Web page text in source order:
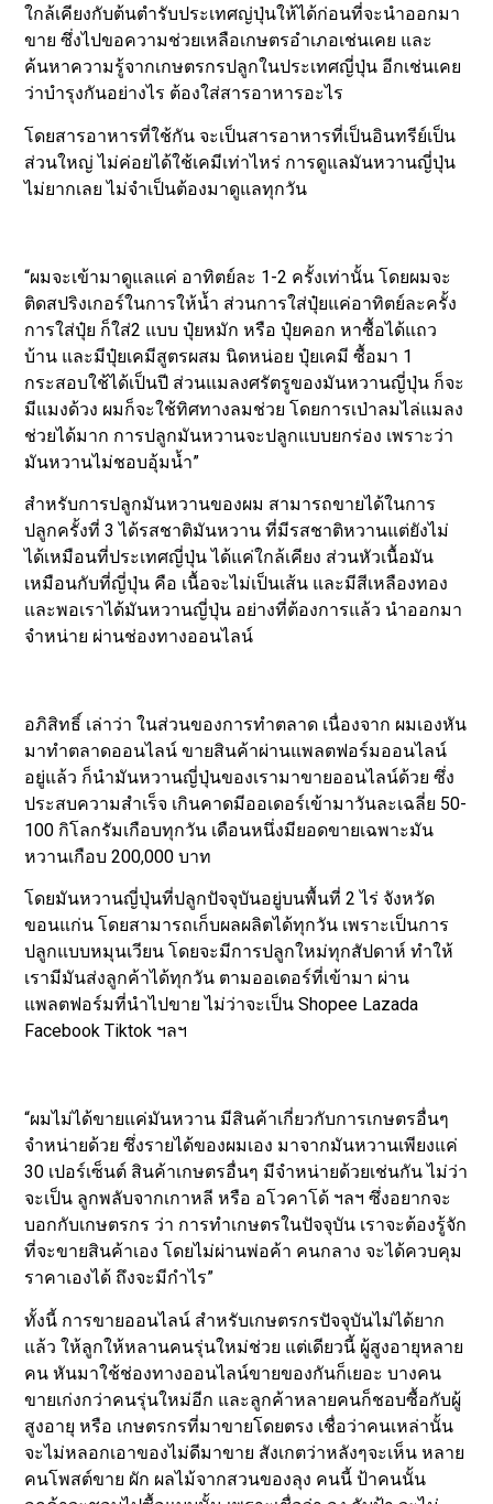
ใกล้เคียงกับต้นตำรับประเทศญ่ปุ่นให้ได้ก่อนที่จะนำออกมา
ขาย ซึ่งไปขอความช่วยเหลือเกษตรอำเภอเช่นเคย และ
ค้นหาความรู้จากเกษตรกรปลูกในประเทศญี่ปุ่น อีกเช่นเคย
ว่าบำรุงกันอย่างไร ต้องใส่สารอาหารอะไร
โดยสารอาหารที่ใช้กัน จะเป็นสารอาหารที่เป็นอินทรีย์เป็น
ส่วนใหญ่ ไม่ค่อยได้ใช้เคมีเท่าไหร่ การดูแลมันหวานญี่ปุ่น
ไม่ยากเลย ไม่จำเป็นต้องมาดูแลทุกวัน
“ผมจะเข้ามาดูแลแค่ อาทิตย์ละ 1-2 ครั้งเท่านั้น โดยผมจะ
ติดสปริงเกอร์ในการให้น้ำ ส่วนการใส่ปุ๋ยแค่อาทิตย์ละครั้ง
การใส่ปุ๋ย ก็ใส่2 แบบ ปุ๋ยหมัก หรือ ปุ๋ยคอก หาซื้อได้แถว
บ้าน และมีปุ๋ยเคมีสูตรผสม นิดหน่อย ปุ๋ยเคมี ซื้อมา 1
กระสอบใช้ได้เป็นปี ส่วนแมลงศรัตรูของมันหวานญี่ปุ่น ก็จะ
มีแมงด้วง ผมก็จะใช้ทิศทางลมช่วย โดยการเป่าลมไล่แมลง
ช่วยได้มาก การปลูกมันหวานจะปลูกแบบยกร่อง เพราะว่า
มันหวานไม่ชอบอุ้มน้ำ”
สำหรับการปลูกมันหวานของผม สามารถขายได้ในการ
ปลูกครั้งที่ 3 ได้รสชาติมันหวาน ที่มีรสชาติหวานแต่ยังไม่
ได้เหมือนที่ประเทศญี่ปุ่น ได้แค่ใกล้เคียง ส่วนหัวเนื้อมัน
เหมือนกับที่ญี่ปุ่น คือ เนื้อจะไม่เป็นเส้น และมีสีเหลืองทอง
และพอเราได้มันหวานญี่ปุ่น อย่างที่ต้องการแล้ว นำออกมา
จำหน่าย ผ่านช่องทางออนไลน์
อภิสิทธิ์ เล่าว่า ในส่วนของการทำตลาด เนื่องจาก ผมเองหัน
มาทำตลาดออนไลน์ ขายสินค้าผ่านแพลตฟอร์มออนไลน์
อยู่แล้ว ก็นำมันหวานญี่ปุ่นของเรามาขายออนไลน์ด้วย ซึ่ง
ประสบความสำเร็จ เกินคาดมีออเดอร์เข้ามาวันละเฉลี่ย 50-
100 กิโลกรัมเกือบทุกวัน เดือนหนึ่งมียอดขายเฉพาะมัน
หวานเกือบ 200,000 บาท
โดยมันหวานญี่ปุ่นที่ปลูกปัจจุบันอยู่บนพื้นที่ 2 ไร่ จังหวัด
ขอนแก่น โดยสามารถเก็บผลผลิตได้ทุกวัน เพราะเป็นการ
ปลูกแบบหมุนเวียน โดยจะมีการปลูกใหม่ทุกสัปดาห์ ทำให้
เรามีมันส่งลูกค้าได้ทุกวัน ตามออเดอร์ที่เข้ามา ผ่าน
แพลตฟอร์มที่นำไปขาย ไม่ว่าจะเป็น Shopee Lazada
Facebook Tiktok ฯลฯ
“ผมไม่ได้ขายแค่มันหวาน มีสินค้าเกี่ยวกับการเกษตรอื่นๆ
จำหน่ายด้วย ซึ่งรายได้ของผมเอง มาจากมันหวานเพียงแค่
30 เปอร์เซ็นต์ สินค้าเกษตรอื่นๆ มีจำหน่ายด้วยเช่นกัน ไม่ว่า
จะเป็น ลูกพลับจากเกาหลี หรือ อโวคาโด้ ฯลฯ ซึ่งอยากจะ
บอกกับเกษตรกร ว่า การทำเกษตรในปัจจุบัน เราจะต้องรู้จัก
ที่จะขายสินค้าเอง โดยไม่ผ่านพ่อค้า คนกลาง จะได้ควบคุม
ราคาเองได้ ถึงจะมีกำไร”
ทั้งนี้ การขายออนไลน์ สำหรับเกษตรกรปัจจุบันไม่ได้ยาก
แล้ว ให้ลูกให้หลานคนรุ่นใหม่ช่วย แต่เดียวนี้ ผู้สูงอายุหลาย
คน หันมาใช้ช่องทางออนไลน์ขายของกันก็เยอะ บางคน
ขายเก่งกว่าคนรุ่นใหม่อีก และลูกค้าหลายคนก็ชอบซื้อกับผู้
สูงอายุ หรือ เกษตรกรที่มาขายโดยตรง เชื่อว่าคนเหล่านั้น
จะไม่หลอกเอาของไม่ดีมาขาย สังเกตว่าหลังๆจะเห็น หลาย
คนโพสต์ขาย ผัก ผลไม้จากสวนของลุง คนนี้ ป้าคนนั้น